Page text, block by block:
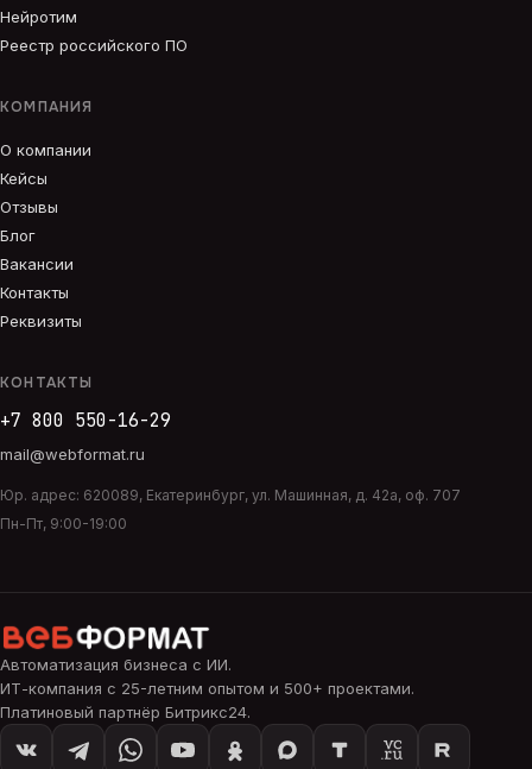
Нейротим
Реестр российского ПО
КОМПАНИЯ
О компании
Кейсы
Отзывы
Блог
Вакансии
Контакты
Реквизиты
КОНТАКТЫ
+7 800 550-16-29
mail@webformat.ru
Юр. адрес: 620089, Екатеринбург, ул. Машинная, д. 42а, оф. 707
Пн-Пт, 9:00-19:00
Автоматизация бизнеса с ИИ.
ИТ-компания с 25-летним опытом и 500+ проектами.
Платиновый партнёр Битрикс24.